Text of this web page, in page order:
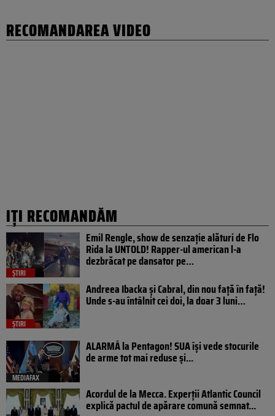
RECOMANDAREA VIDEO
IȚI RECOMANDĂM
ȘTIRI
Emil Rengle, show de senzație alături de Flo
Rida la UNTOLD! Rapper-ul american l-a
dezbrăcat pe dansator pe…
ȘTIRI
Andreea Ibacka și Cabral, din nou față în față!
Unde s-au întâlnit cei doi, la doar 3 luni…
MEDIAFAX
ALARMĂ la Pentagon! SUA își vede stocurile
de arme tot mai reduse și...
Acordul de la Mecca. Experții Atlantic Council
explică pactul de apărare comună semnat...